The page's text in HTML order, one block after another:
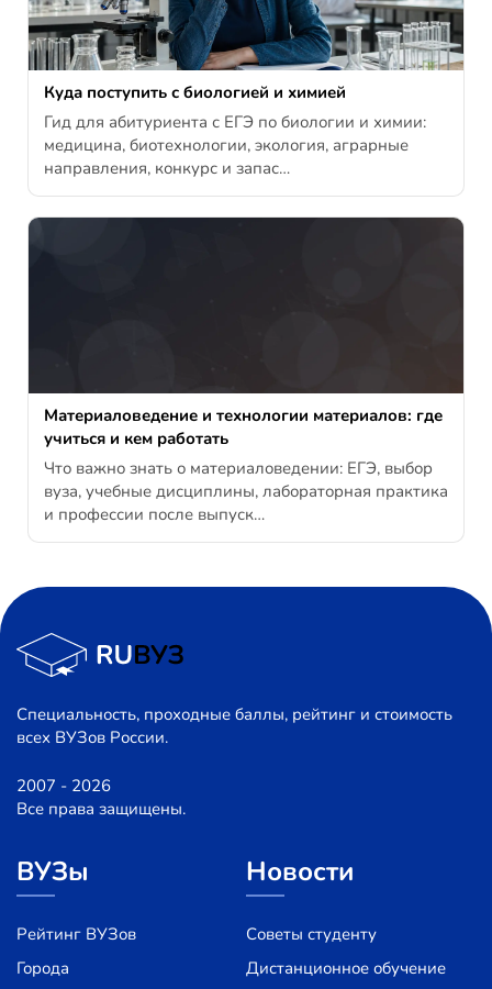
Куда поступить с биологией и химией
Гид для абитуриента с ЕГЭ по биологии и химии:
медицина, биотехнологии, экология, аграрные
направления, конкурс и запас…
Материаловедение и технологии материалов: где
учиться и кем работать
Что важно знать о материаловедении: ЕГЭ, выбор
вуза, учебные дисциплины, лабораторная практика
и профессии после выпуск…
Специальность, проходные баллы, рейтинг и стоимость
всех ВУЗов России.
2007 - 2026
Все права защищены.
ВУЗы
Рейтинг ВУЗов
Города
Новости
Советы студенту
Дистанционное обучение